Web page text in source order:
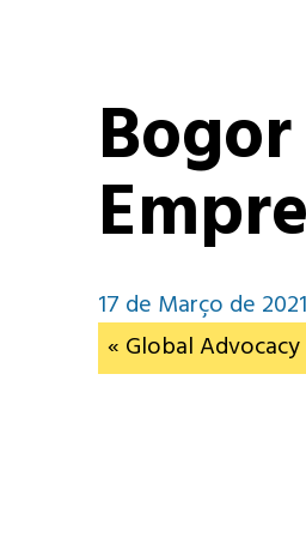
17 de Março de 2021
« Global Advocacy